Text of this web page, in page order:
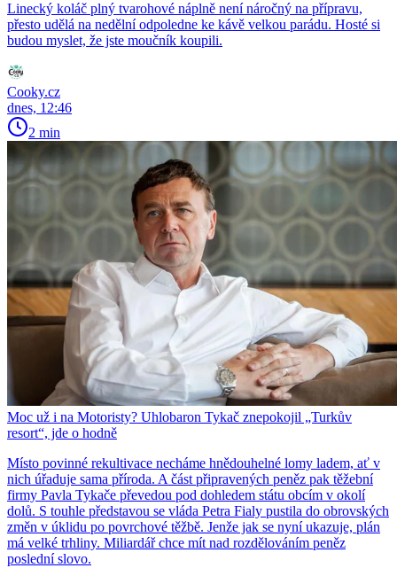
Linecký koláč plný tvarohové náplně není náročný na přípravu,
přesto udělá na nedělní odpoledne ke kávě velkou parádu. Hosté si
budou myslet, že jste moučník koupili.
Cooky.cz
dnes, 12:46
2 min
Moc už i na Motoristy? Uhlobaron Tykač znepokojil „Turkův
resort“, jde o hodně
Místo povinné rekultivace necháme hnědouhelné lomy ladem, ať v
nich úřaduje sama příroda. A část připravených peněz pak těžební
firmy Pavla Tykače převedou pod dohledem státu obcím v okolí
dolů. S touhle představou se vláda Petra Fialy pustila do obrovských
změn v úklidu po povrchové těžbě. Jenže jak se nyní ukazuje, plán
má velké trhliny. Miliardář chce mít nad rozdělováním peněz
poslední slovo.